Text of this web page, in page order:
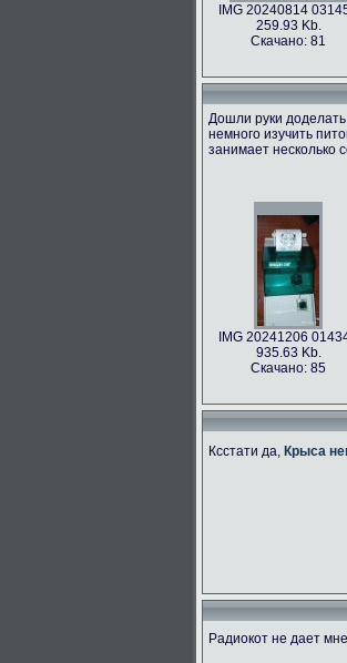
IMG 20240814
259.93 Kb.
Скачано: 81
Дошли руки
немного изучить
занимает несколько
IMG 20241206
935.63 Kb.
Скачано: 85
Ксстати да, Крыса
Радиокот не дает